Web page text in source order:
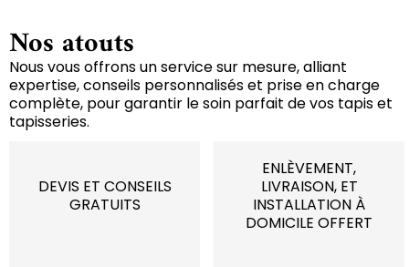
Nos atouts
Nous vous offrons un service sur mesure, alliant
expertise, conseils personnalisés et prise en charge
complète, pour garantir le soin parfait de vos tapis et
tapisseries.
DEVIS ET CONSEILS
GRATUITS
ENLÈVEMENT,
LIVRAISON, ET
INSTALLATION À
DOMICILE OFFERT